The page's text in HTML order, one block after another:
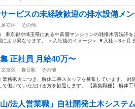
ービスの未経験歓迎の排水設備メ
足立区
その他
東京都や埼玉県にある中高層マンションの雑排水管洗浄
により異なります。 ＜入社後のイメージ＞ ▼入社～3ヶ月
正社員 月給40万〜
文京区 春日駅
その他
業務拡大につき、解体工事スタッフを募集しています。 経
て働いていただける方を歓迎します。 【募集職種】 解体工
山/法人営業職」自社開発土木システ